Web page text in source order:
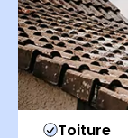
Toiture